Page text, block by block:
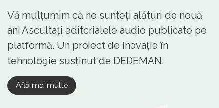
Vă mulțumim că ne sunteți alături de nouă
ani Ascultați editorialele audio publicate pe
platformă. Un proiect de inovație în
tehnologie susținut de DEDEMAN.
Află mai multe